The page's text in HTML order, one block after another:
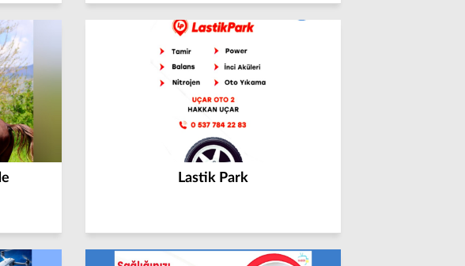
Lastik Park